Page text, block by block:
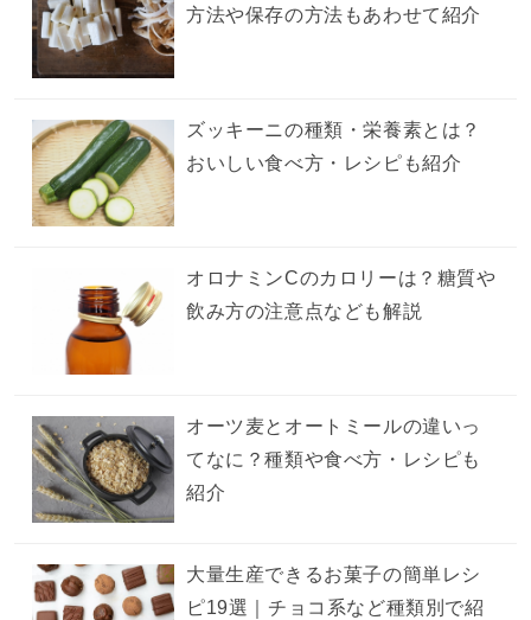
方法や保存の方法もあわせて紹介
ズッキーニの種類・栄養素とは？
おいしい食べ方・レシピも紹介
オロナミンCのカロリーは？糖質や
飲み方の注意点なども解説
オーツ麦とオートミールの違いっ
てなに？種類や食べ方・レシピも
紹介
大量生産できるお菓子の簡単レシ
ピ19選｜チョコ系など種類別で紹